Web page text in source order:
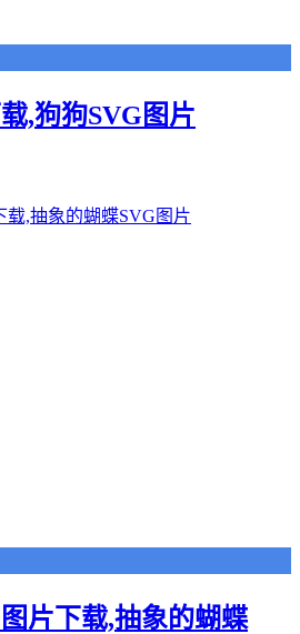
,狗狗SVG图片
片下载,抽象的蝴蝶